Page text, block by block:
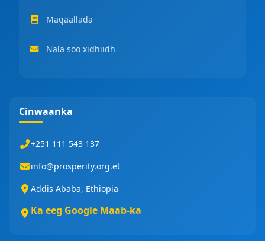
Maqaallada
Nala soo xidhiidh
Cinwaanka
+251 111 543 137
info@prosperity.org.et
Addis Ababa, Ethiopia
Ka eeg Google Maab-ka